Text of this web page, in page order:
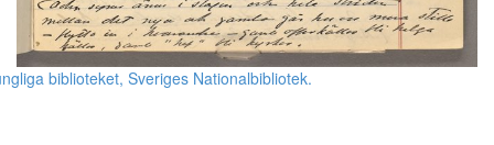
biblioteket, Sveriges Nationalbibliotek.